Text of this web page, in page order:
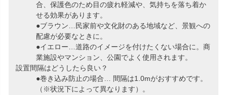
合、保護色のため目の疲れ軽減や、気持ちを落ち着か
せる効果があります。
●ブラウン…民家前や文化財のある地域など、景観への
配慮が必要なときに。
●イエロー…道路のイメージを付けたくない場合に。商
業施設やマンション、公園でよく使用されます。
設置間隔はどうしたら良い？
●巻き込み防止の場合… 間隔は1.0mがおすすめです。
（※状況下によって異なります）。